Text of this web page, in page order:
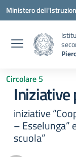
Vai ai contenuti
Vai al menu di
Vai al footer
Ministero
Circolare 5
Iniziative
iniziative
– Esselunga”
scuola”